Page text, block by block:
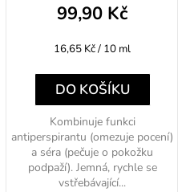
99,90 Kč
Měrná
16,65 Kč / 10 ml
DO KOŠÍKU
Kombinuje funkci
antiperspirantu (omezuje pocení)
a séra (pečuje o pokožku
podpaží). Jemná, rychle se
vstřebávající...